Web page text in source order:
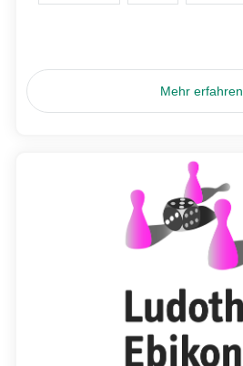
Mehr erfahren